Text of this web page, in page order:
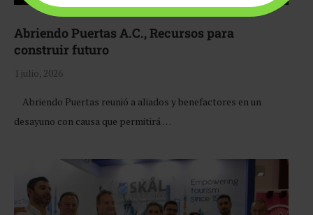
Abriendo Puertas A.C., Recursos para
construir futuro
1 julio, 2026
Abriendo Puertas reunió a aliados y benefactores en un
desayuno con causa que permitirá …